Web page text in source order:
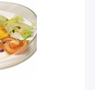
Naam van Z
naar A
Prijs
Prijs